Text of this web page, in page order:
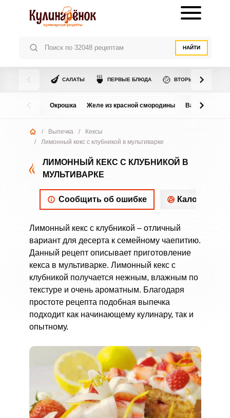
НАЙТИ
🍆 САЛАТЫ 🍵 ПЕРВЫЕ БЛЮДА 🍲 ВТОРЫЕ БЛЮДА
Окрошка Желе из красной смородины Варенье из
/ Выпечка /
Кексы
/
Лимонный кекс с клубникой в мультиварке
ЛИМОННЫЙ КЕКС С КЛУБНИКОЙ В
МУЛЬТИВАРКЕ
Сообщить об ошибке
Лимонный кекс с клубникой – отличный
вариант для десерта к семейному чаепитию.
Данный рецепт описывает приготовление
кекса в мультиварке. Лимонный кекс с
клубникой получается нежным, влажным по
текстуре и очень ароматным. Благодаря
простоте рецепта подобная выпечка
подходит как начинающему кулинару, так и
опытному.